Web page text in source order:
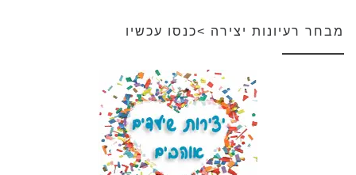
מבחר רעיונות יצירה >כנסו עכשיו